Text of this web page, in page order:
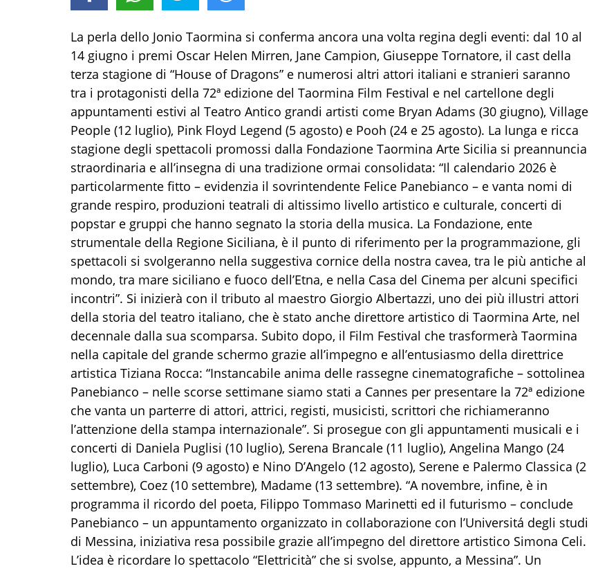
La perla dello Jonio Taormina si conferma ancora una volta regina degli eventi: dal 10 al
14 giugno i premi Oscar Helen Mirren, Jane Campion, Giuseppe Tornatore, il cast della
terza stagione di “House of Dragons” e numerosi altri attori italiani e stranieri saranno
tra i protagonisti della 72ª edizione del Taormina Film Festival e nel cartellone degli
appuntamenti estivi al Teatro Antico grandi artisti come Bryan Adams (30 giugno), Village
People (12 luglio), Pink Floyd Legend (5 agosto) e Pooh (24 e 25 agosto). La lunga e ricca
stagione degli spettacoli promossi dalla Fondazione Taormina Arte Sicilia si preannuncia
straordinaria e all’insegna di una tradizione ormai consolidata: “Il calendario 2026 è
particolarmente fitto – evidenzia il sovrintendente Felice Panebianco – e vanta nomi di
grande respiro, produzioni teatrali di altissimo livello artistico e culturale, concerti di
popstar e gruppi che hanno segnato la storia della musica. La Fondazione, ente
strumentale della Regione Siciliana, è il punto di riferimento per la programmazione, gli
spettacoli si svolgeranno nella suggestiva cornice della nostra cavea, tra le più antiche al
mondo, tra mare siciliano e fuoco dell’Etna, e nella Casa del Cinema per alcuni specifici
incontri”. Si inizierà con il tributo al maestro Giorgio Albertazzi, uno dei più illustri attori
della storia del teatro italiano, che è stato anche direttore artistico di Taormina Arte, nel
decennale dalla sua scomparsa. Subito dopo, il Film Festival che trasformerà Taormina
nella capitale del grande schermo grazie all’impegno e all’entusiasmo della direttrice
artistica Tiziana Rocca: “Instancabile anima delle rassegne cinematografiche – sottolinea
Panebianco – nelle scorse settimane siamo stati a Cannes per presentare la 72ª edizione
che vanta un parterre di attori, attrici, registi, musicisti, scrittori che richiameranno
l’attenzione della stampa internazionale”. Si prosegue con gli appuntamenti musicali e i
concerti di Daniela Puglisi (10 luglio), Serena Brancale (11 luglio), Angelina Mango (24
luglio), Luca Carboni (9 agosto) e Nino D’Angelo (12 agosto), Serene e Palermo Classica (2
settembre), Coez (10 settembre), Madame (13 settembre). “A novembre, infine, è in
programma il ricordo del poeta, Filippo Tommaso Marinetti ed il futurismo – conclude
Panebianco – un appuntamento organizzato in collaborazione con l’Universitá degli studi
di Messina, iniziativa resa possibile grazie all’impegno del direttore artistico Simona Celi.
L’idea è ricordare lo spettacolo “Elettricità” che si svolse, appunto, a Messina”. Un